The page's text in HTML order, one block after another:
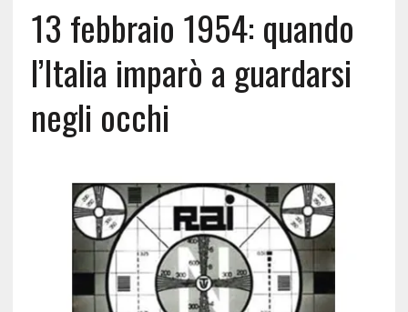
13 febbraio 1954: quando
l’Italia imparò a guardarsi
negli occhi